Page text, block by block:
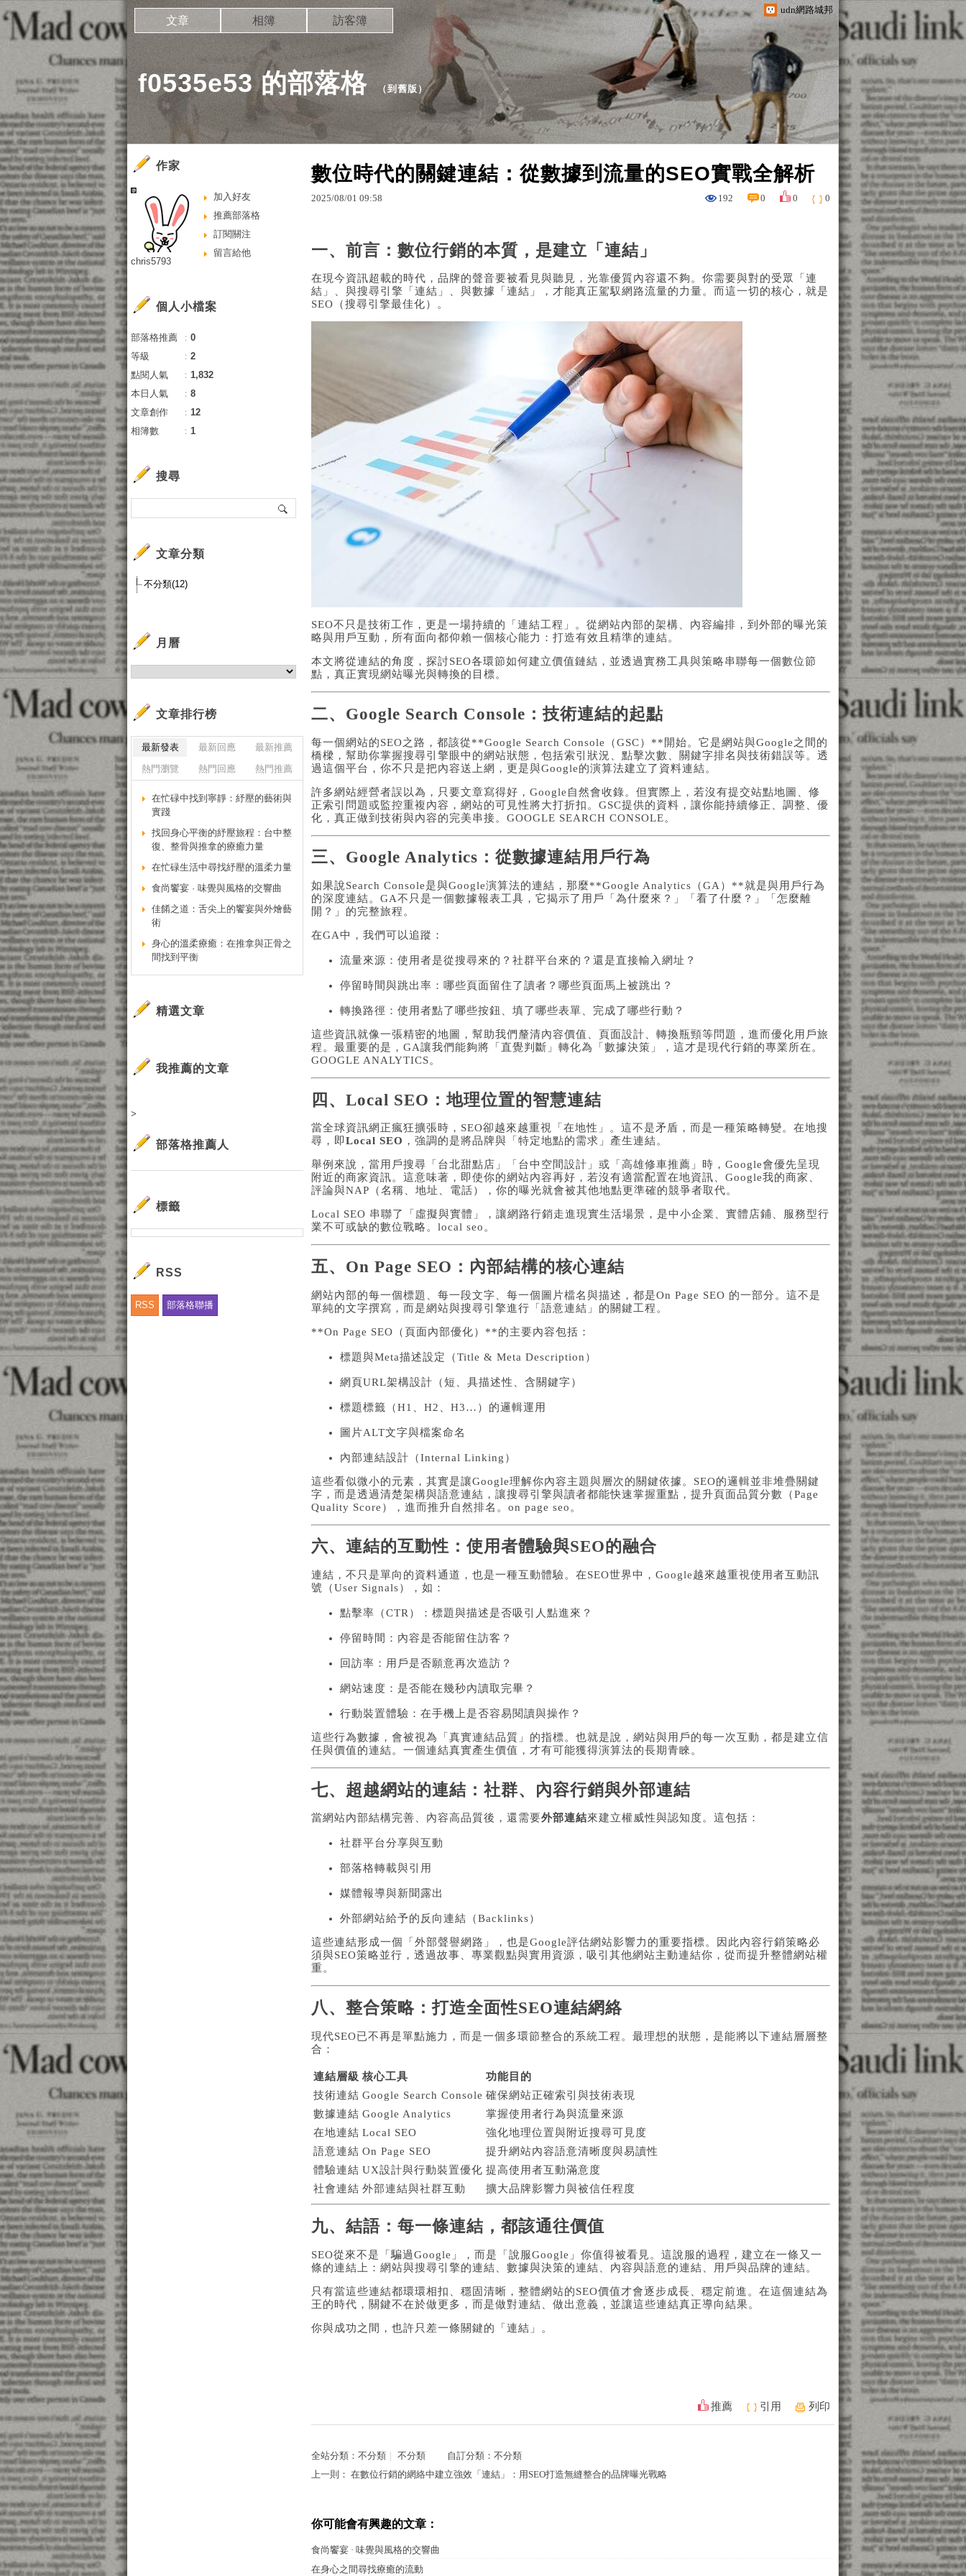
udn網路城邦
f0535e53 的部落格 （到舊版）
文章 相簿 訪客簿
數位時代的關鍵連結：從數據到流量的SEO實戰全解析
2025/08/01 09:58 192 0 0 0
一、前言：數位行銷的本質，是建立「連結」
在現今資訊超載的時代，品牌的聲音要被看見與聽見，光靠優質內容還不夠。你需要與對的受眾「連
結」、與搜尋引擎「連結」、與數據「連結」，才能真正駕馭網路流量的力量。而這一切的核心，就是
SEO（搜尋引擎最佳化）。
SEO不只是技術工作，更是一場持續的「連結工程」。從網站內部的架構、內容編排，到外部的曝光策
略與用戶互動，所有面向都仰賴一個核心能力：打造有效且精準的連結。
本文將從連結的角度，探討SEO各環節如何建立價值鏈結，並透過實務工具與策略串聯每一個數位節
點，真正實現網站曝光與轉換的目標。
二、Google Search Console：技術連結的起點
每一個網站的SEO之路，都該從**Google Search Console（GSC）**開始。它是網站與Google之間的
橋樑，幫助你掌握搜尋引擎眼中的網站狀態，包括索引狀況、點擊次數、關鍵字排名與技術錯誤等。透
過這個平台，你不只是把內容送上網，更是與Google的演算法建立了資料連結。
許多網站經營者誤以為，只要文章寫得好，Google自然會收錄。但實際上，若沒有提交站點地圖、修
正索引問題或監控重複內容，網站的可見性將大打折扣。GSC提供的資料，讓你能持續修正、調整、優
化，真正做到技術與內容的完美串接。 GOOGLE SEARCH CONSOLE。
三、Google Analytics：從數據連結用戶行為
如果說Search Console是與Google演算法的連結，那麼**Google Analytics（GA）**就是與用戶行為
的深度連結。GA不只是一個數據報表工具，它揭示了用戶「為什麼來？」「看了什麼？」「怎麼離
開？」的完整旅程。
在GA中，我們可以追蹤：
流量來源：使用者是從搜尋來的？社群平台來的？還是直接輸入網址？
停留時間與跳出率：哪些頁面留住了讀者？哪些頁面馬上被跳出？
轉換路徑：使用者點了哪些按鈕、填了哪些表單、完成了哪些行動？
這些資訊就像一張精密的地圖，幫助我們釐清內容價值、頁面設計、轉換瓶頸等問題，進而優化用戶旅
程。最重要的是，GA讓我們能夠將「直覺判斷」轉化為「數據決策」，這才是現代行銷的專業所在。
GOOGLE ANALYTICS。
四、Local SEO：地理位置的智慧連結
當全球資訊網正瘋狂擴張時，SEO卻越來越重視「在地性」。這不是矛盾，而是一種策略轉變。在地搜
尋，即Local SEO ，強調的是將品牌與「特定地點的需求」產生連結。
舉例來說，當用戶搜尋「台北甜點店」「台中空間設計」或「高雄修車推薦」時，Google會優先呈現
附近的商家資訊。這意味著，即使你的網站內容再好，若沒有適當配置在地資訊、Google我的商家、
評論與NAP（名稱、地址、電話），你的曝光就會被其他地點更準確的競爭者取代。
Local SEO 串聯了「虛擬與實體」，讓網路行銷走進現實生活場景，是中小企業、實體店鋪、服務型行
業不可或缺的數位戰略。 local seo。
五、On Page SEO：內部結構的核心連結
網站內部的每一個標題、每一段文字、每一個圖片檔名與描述，都是On Page SEO 的一部分。這不是
單純的文字撰寫，而是網站與搜尋引擎進行「語意連結」的關鍵工程。
**On Page SEO（頁面內部優化）**的主要內容包括：
標題與Meta描述設定（Title & Meta Description）
網頁URL架構設計（短、具描述性、含關鍵字）
標題標籤（H1、H2、H3…）的邏輯運用
圖片ALT文字與檔案命名
內部連結設計（Internal Linking）
這些看似微小的元素，其實是讓Google理解你內容主題與層次的關鍵依據。SEO的邏輯並非堆疊關鍵
字，而是透過清楚架構與語意連結，讓搜尋引擎與讀者都能快速掌握重點，提升頁面品質分數（Page
Quality Score），進而推升自然排名。 on page seo 。
六、連結的互動性：使用者體驗與SEO的融合
連結，不只是單向的資料通道，也是一種互動體驗。在SEO世界中，Google越來越重視使用者互動訊
號（User Signals），如：
點擊率（CTR）：標題與描述是否吸引人點進來？
停留時間：內容是否能留住訪客？
回訪率：用戶是否願意再次造訪？
網站速度：是否能在幾秒內讀取完畢？
行動裝置體驗：在手機上是否容易閱讀與操作？
這些行為數據，會被視為「真實連結品質」的指標。也就是說，網站與用戶的每一次互動，都是建立信
任與價值的連結。一個連結真實產生價值，才有可能獲得演算法的長期青睞。
七、超越網站的連結：社群、內容行銷與外部連結
當網站內部結構完善、內容高品質後，還需要外部連結來建立權威性與認知度。這包括：
社群平台分享與互動
部落格轉載與引用
媒體報導與新聞露出
外部網站給予的反向連結（Backlinks）
這些連結形成一個「外部聲譽網路」，也是Google評估網站影響力的重要指標。因此內容行銷策略必
須與SEO策略並行，透過故事、專業觀點與實用資源，吸引其他網站主動連結你，從而提升整體網站權
重。
八、整合策略：打造全面性SEO連結網絡
現代SEO已不再是單點施力，而是一個多環節整合的系統工程。最理想的狀態，是能將以下連結層層整
合：
連結層級 核心工具
功能目的
技術連結 Google Search Console 確保網站正確索引與技術表現
數據連結 Google Analytics
掌握使用者行為與流量來源
在地連結 Local SEO
強化地理位置與附近搜尋可見度
語意連結 On Page SEO
提升網站內容語意清晰度與易讀性
體驗連結 UX設計與行動裝置優化 提高使用者互動滿意度
社會連結 外部連結與社群互動 擴大品牌影響力與被信任程度
九、結語：每一條連結，都該通往價值
SEO從來不是「騙過Google」，而是「說服Google」你值得被看見。這說服的過程，建立在一條又一
條的連結上：網站與搜尋引擎的連結、數據與決策的連結、內容與語意的連結、用戶與品牌的連結。
只有當這些連結都環環相扣、穩固清晰，整體網站的SEO價值才會逐步成長、穩定前進。在這個連結為
王的時代，關鍵不在於做更多，而是做對連結、做出意義，並讓這些連結真正導向結果。
你與成功之間，也許只差一條關鍵的「連結」。
推薦 引用 列印
全站分類： 不分類 ｜ 不分類 自訂分類： 不分類
上一則： 在數位行銷的網絡中建立強效「連結」：用SEO打造無縫整合的品牌曝光戰略
你可能會有興趣的文章：
食尚饗宴 · 味覺與風格的交響曲
在身心之間尋找療癒的流動
作家
加入好友
推薦部落格
訂閱關注
留言給他
chris5793
個人小檔案
部落格推薦 ： 0
等級
： 2
點閱人氣
： 1,832
本日人氣
： 8
文章創作
： 12
相簿數
： 1
搜尋
文章分類
不分類(12)
月曆
文章排行榜
最新發表 最新回應
最新推薦
熱門瀏覽
熱門回應 熱門推薦
在忙碌中找到寧靜：紓壓的藝術與
實踐
找回身心平衡的紓壓旅程：台中整
復、整骨與推拿的療癒力量
在忙碌生活中尋找紓壓的溫柔力量
食尚饗宴 · 味覺與風格的交響曲
佳餚之道：舌尖上的饗宴與外燴藝
術
身心的溫柔療癒：在推拿與正骨之
間找到平衡
精選文章
我推薦的文章
>
部落格推薦人
標籤
RSS
RSS 部落格聯播